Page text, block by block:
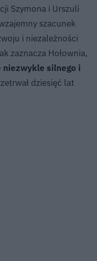
Szymona i Urszuli
szacunek
i niezależności
zaznacza Hołownia,
niezwykle silnego i
dziesięć lat